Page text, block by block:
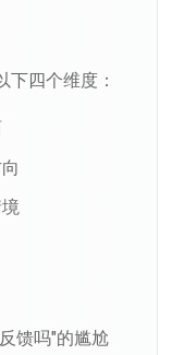
下四个维度：
馈吗"的尴尬